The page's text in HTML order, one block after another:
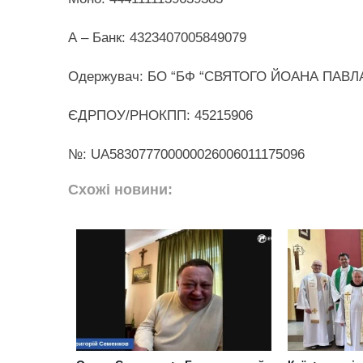
А – Банк: 4323407005849079
Одержувач: БО “БФ “СВЯТОГО ЙОАНА ПАВЛА
ЄДРПОУ/РНОКПП: 45215906
№: UA583077700000026006011175096
Схожі новини: